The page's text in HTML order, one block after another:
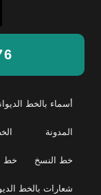
أسماء بالخط
المدونة
خط خط النسخ
شعارات بالخط